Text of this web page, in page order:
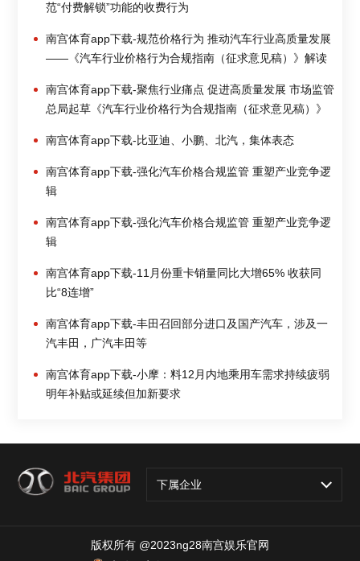
范“付费解锁”功能的收费行为
南宫体育app下载-规范价格行为 推动汽车行业高质量发展
——《汽车行业价格行为合规指南（征求意见稿）》解读
南宫体育app下载-聚焦行业痛点 促进高质量发展 市场监管
总局起草《汽车行业价格行为合规指南（征求意见稿）》
南宫体育app下载-比亚迪、小鹏、北汽，集体表态
南宫体育app下载-强化汽车价格合规监管 重塑产业竞争逻
辑
南宫体育app下载-强化汽车价格合规监管 重塑产业竞争逻
辑
南宫体育app下载-11月份重卡销量同比大增65% 收获同
比“8连增”
南宫体育app下载-丰田召回部分进口及国产汽车，涉及一
汽丰田，广汽丰田等
南宫体育app下载-小摩：料12月内地乘用车需求持续疲弱
明年补贴或延续但加新要求
下属企业
版权所有 @2023ng28南宫娱乐官网